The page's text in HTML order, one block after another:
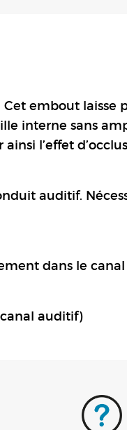
embout laisse
interne sans
l’effet
auditif.
dans le
auditif)